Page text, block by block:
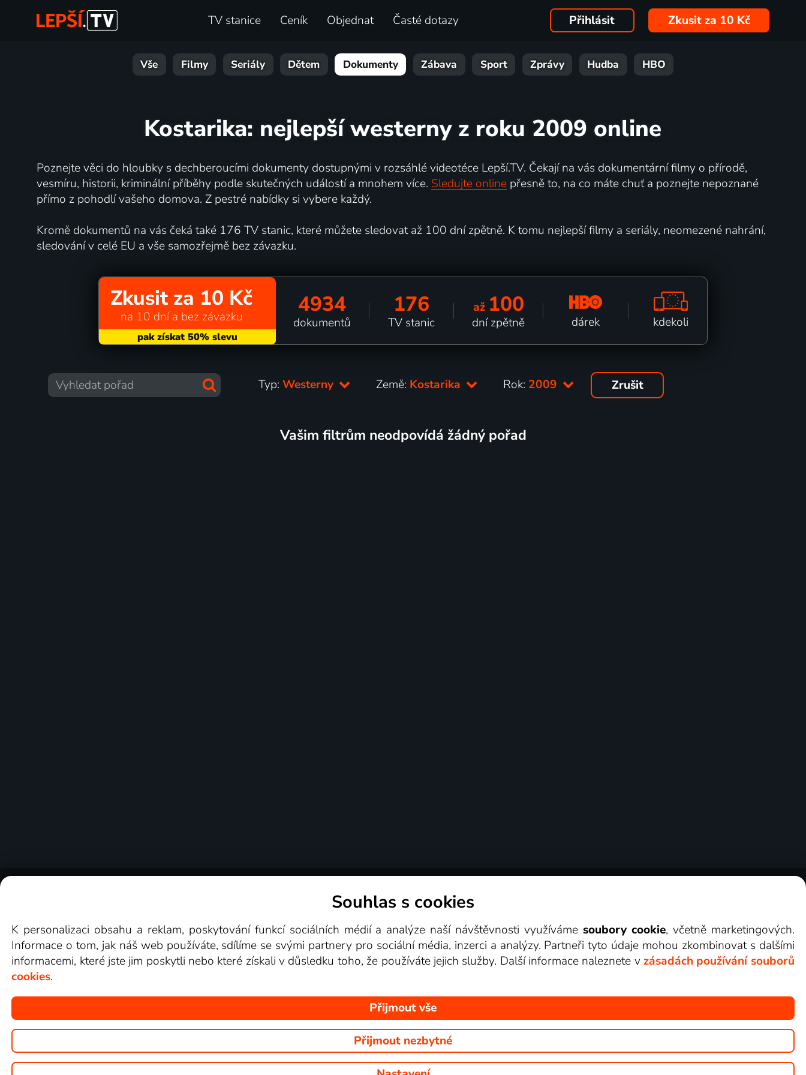
TV stanice Ceník Objednat Časté dotazy Přihlásit Zkusit za 10 Kč
Vše Filmy Seriály Dětem Dokumenty Zábava Sport Zprávy Hudba HBO
Kostarika: nejlepší westerny z roku 2009 online
Poznejte věci do hloubky s dechberoucími dokumenty dostupnými v rozsáhlé videotéce Lepší.TV. Čekají na vás dokumentární filmy o přírodě,
vesmíru, historii, kriminální příběhy podle skutečných událostí a mnohem více. Sledujte onlinepřesně to, na co máte chuť a poznejte nepoznané
přímo z pohodlí vašeho domova. Z pestré nabídky si vybere každý.
Kromě dokumentů na vás čeká také 176 TV stanic, které můžete sledovat až 100 dní zpětně. K tomu nejlepší filmy a seriály, neomezené nahrání,
sledování v celé EU a vše samozřejmě bez závazku.
Zkusit za 10 Kč
na 10 dní a bez závazku 4934
dokumentů
176
TV stanic
až 100
dní zpětně dárek kdekoli
Typ:Westerny Země: Kostarika Rok: 2009 Zrušit
Vašim filtrům neodpovídá žádný pořad
Videotéka
Copyright © goNET s.r.o. Na tomto webu jsou zobrazovány obrázky z pořadů TV stanic, které můžete sledovat v Lepší.TV.
Souhlas s cookies
K personalizaci obsahu a reklam, poskytování funkcí sociálních médií a analýze naší návštěvnosti využívámesoubory cookie, včetně marketingových.
Informace o tom, jak náš web používáte, sdílíme se svými partnery pro sociální média, inzerci a analýzy. Partneři tyto údaje mohou zkombinovat s dalšími
informacemi, které jste jim poskytli nebo které získali v důsledku toho, že používáte jejich služby. Další informace naleznete v zásadách používání souborů
cookies.
Přijmout vše
Přijmout nezbytné